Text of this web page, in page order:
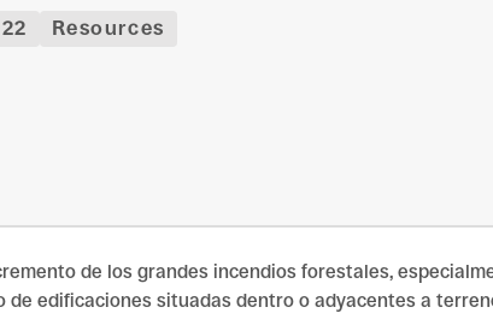
Resources
de los grandes incendios forestales,
de edificaciones situadas dentro o adyacentes a